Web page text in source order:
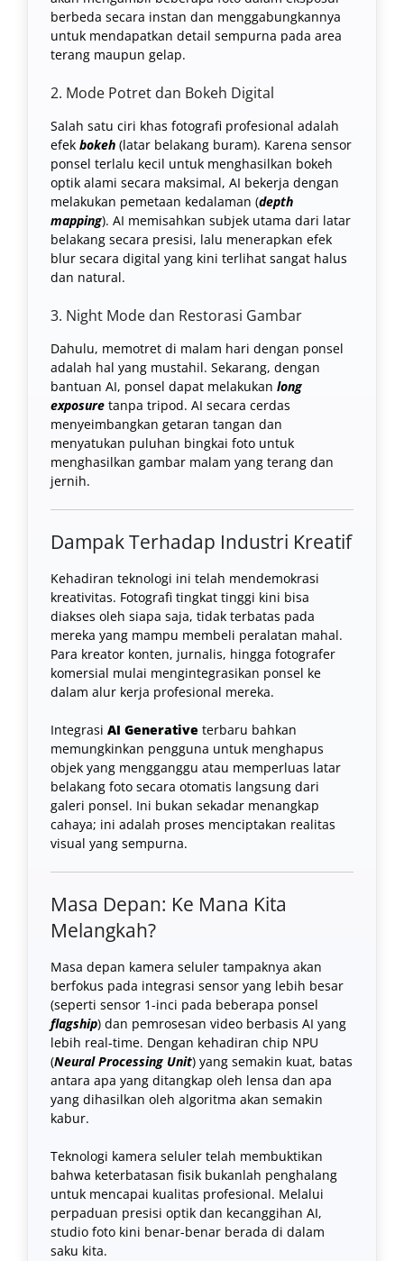
berbeda secara instan dan menggabungkannya
untuk mendapatkan detail sempurna pada area
terang maupun gelap.
2. Mode Potret dan Bokeh Digital
Salah satu ciri khas fotografi profesional adalah
efek bokeh (latar belakang buram). Karena sensor
ponsel terlalu kecil untuk menghasilkan bokeh
optik alami secara maksimal, AI bekerja dengan
melakukan pemetaan kedalaman (depth
mapping). AI memisahkan subjek utama dari latar
belakang secara presisi, lalu menerapkan efek
blur secara digital yang kini terlihat sangat halus
dan natural.
3. Night Mode dan Restorasi Gambar
Dahulu, memotret di malam hari dengan ponsel
adalah hal yang mustahil. Sekarang, dengan
bantuan AI, ponsel dapat melakukan long
exposure tanpa tripod. AI secara cerdas
menyeimbangkan getaran tangan dan
menyatukan puluhan bingkai foto untuk
menghasilkan gambar malam yang terang dan
jernih.
Dampak Terhadap Industri Kreatif
Kehadiran teknologi ini telah mendemokrasi
kreativitas. Fotografi tingkat tinggi kini bisa
diakses oleh siapa saja, tidak terbatas pada
mereka yang mampu membeli peralatan mahal.
Para kreator konten, jurnalis, hingga fotografer
komersial mulai mengintegrasikan ponsel ke
dalam alur kerja profesional mereka.
Integrasi AI Generative terbaru bahkan
memungkinkan pengguna untuk menghapus
objek yang mengganggu atau memperluas latar
belakang foto secara otomatis langsung dari
galeri ponsel. Ini bukan sekadar menangkap
cahaya; ini adalah proses menciptakan realitas
visual yang sempurna.
Masa Depan: Ke Mana Kita
Melangkah?
Masa depan kamera seluler tampaknya akan
berfokus pada integrasi sensor yang lebih besar
(seperti sensor 1-inci pada beberapa ponsel
flagship) dan pemrosesan video berbasis AI yang
lebih real-time. Dengan kehadiran chip NPU
(Neural Processing Unit) yang semakin kuat, batas
antara apa yang ditangkap oleh lensa dan apa
yang dihasilkan oleh algoritma akan semakin
kabur.
Teknologi kamera seluler telah membuktikan
bahwa keterbatasan fisik bukanlah penghalang
untuk mencapai kualitas profesional. Melalui
perpaduan presisi optik dan kecanggihan AI,
studio foto kini benar-benar berada di dalam
saku kita.